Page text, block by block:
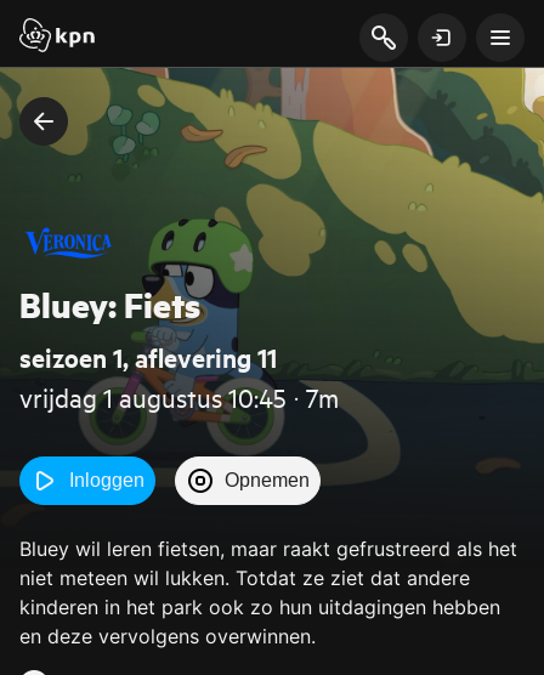
Bluey: Fiets
seizoen 1, aflevering 11
vrijdag 1 augustus 10:45 ‧ 7m
Inloggen Opnemen
Bluey wil leren fietsen, maar raakt gefrustreerd als het
niet meteen wil lukken. Totdat ze ziet dat andere
kinderen in het park ook zo hun uitdagingen hebben
en deze vervolgens overwinnen.